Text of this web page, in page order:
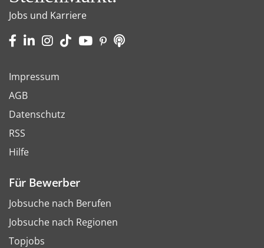
Jobs und Karriere
Impressum
AGB
Datenschutz
RSS
Hilfe
Für Bewerber
Jobsuche nach Berufen
Jobsuche nach Regionen
Topjobs